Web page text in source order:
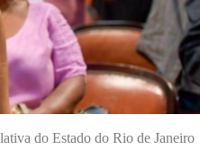
do Estado do Rio de Janeiro